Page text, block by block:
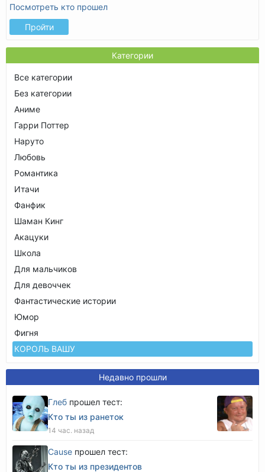
Посмотреть кто прошел
Пройти
Категории
Все категории
Без категории
Аниме
Гарри Поттер
Наруто
Любовь
Романтика
Итачи
Фанфик
Шаман Кинг
Акацуки
Школа
Для мальчиков
Для девоччек
Фантастические истории
Юмор
Фигня
КОРОЛЬ ВАШУ
Недавно прошли
Глеб прошел тест:
Кто ты из ранеток
14 час. назад
Cause прошел тест:
Кто ты из президентов